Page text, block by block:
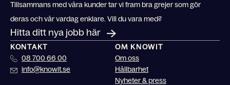
Tillsammans med våra kunder tar vi fram bra grejer som gör
deras och vår vardag enklare. Vill du vara med?
Hitta ditt nya jobb här
KONTAKT
08 700 66 00
info@knowit.se
OM KNOWIT
Om oss
Hållbarhet
Nyheter & press